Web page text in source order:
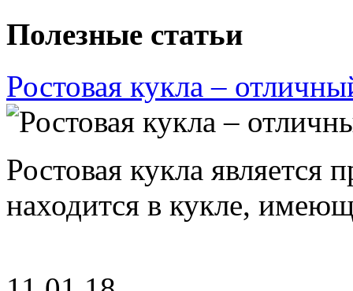
Полезные статьи
Ростовая кукла –
Ростовая кукла является
находится в кукле,